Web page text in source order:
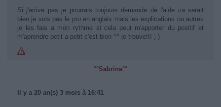
Si j'arrive pas je pourrais toujours demande de l'aide ca serait
bien je suis pas le pro en anglais mais les explications ou autres
je les fais a mon rythme si cela peut m'apporter du positif et
m'aprendre petit a petit c'est bien ^^ je trouve!!! ;-)
°°Sabrina°°
Il y a 20 an(s) 3 mois à 16:41